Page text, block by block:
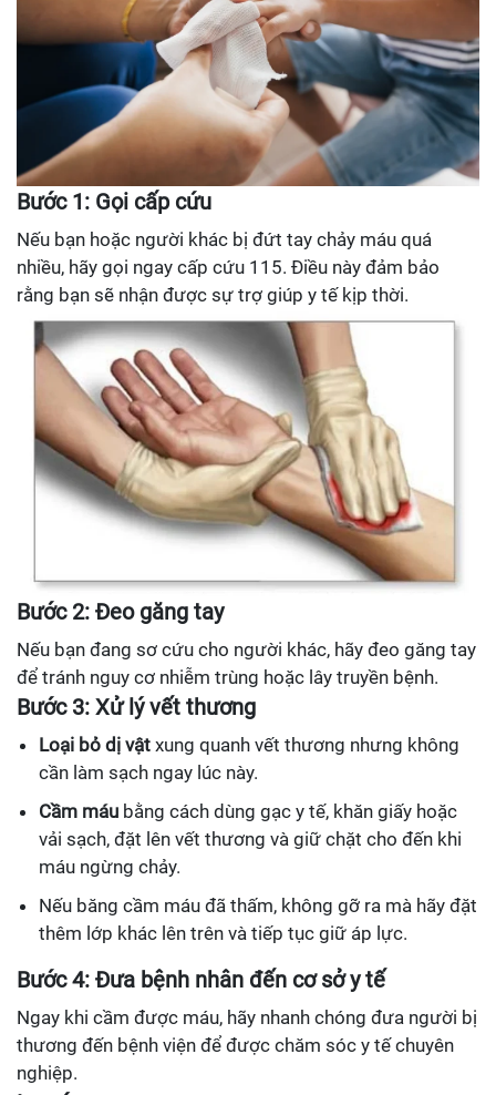
Bước 1: Gọi cấp cứu
Nếu bạn hoặc người khác bị đứt tay chảy máu quá
nhiều, hãy gọi ngay cấp cứu 115. Điều này đảm bảo
rằng bạn sẽ nhận được sự trợ giúp y tế kịp thời.
Bước 2: Đeo găng tay
Nếu bạn đang sơ cứu cho người khác, hãy đeo găng tay
để tránh nguy cơ nhiễm trùng hoặc lây truyền bệnh.
Bước 3: Xử lý vết thương
Loại bỏ dị vật xung quanh vết thương nhưng không
cần làm sạch ngay lúc này.
Cầm máu bằng cách dùng gạc y tế, khăn giấy hoặc
vải sạch, đặt lên vết thương và giữ chặt cho đến khi
máu ngừng chảy.
Nếu băng cầm máu đã thấm, không gỡ ra mà hãy đặt
thêm lớp khác lên trên và tiếp tục giữ áp lực.
Bước 4: Đưa bệnh nhân đến cơ sở y tế
Ngay khi cầm được máu, hãy nhanh chóng đưa người bị
thương đến bệnh viện để được chăm sóc y tế chuyên
nghiệp.